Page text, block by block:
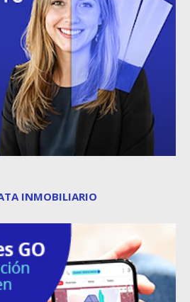
INMOBILIARIO